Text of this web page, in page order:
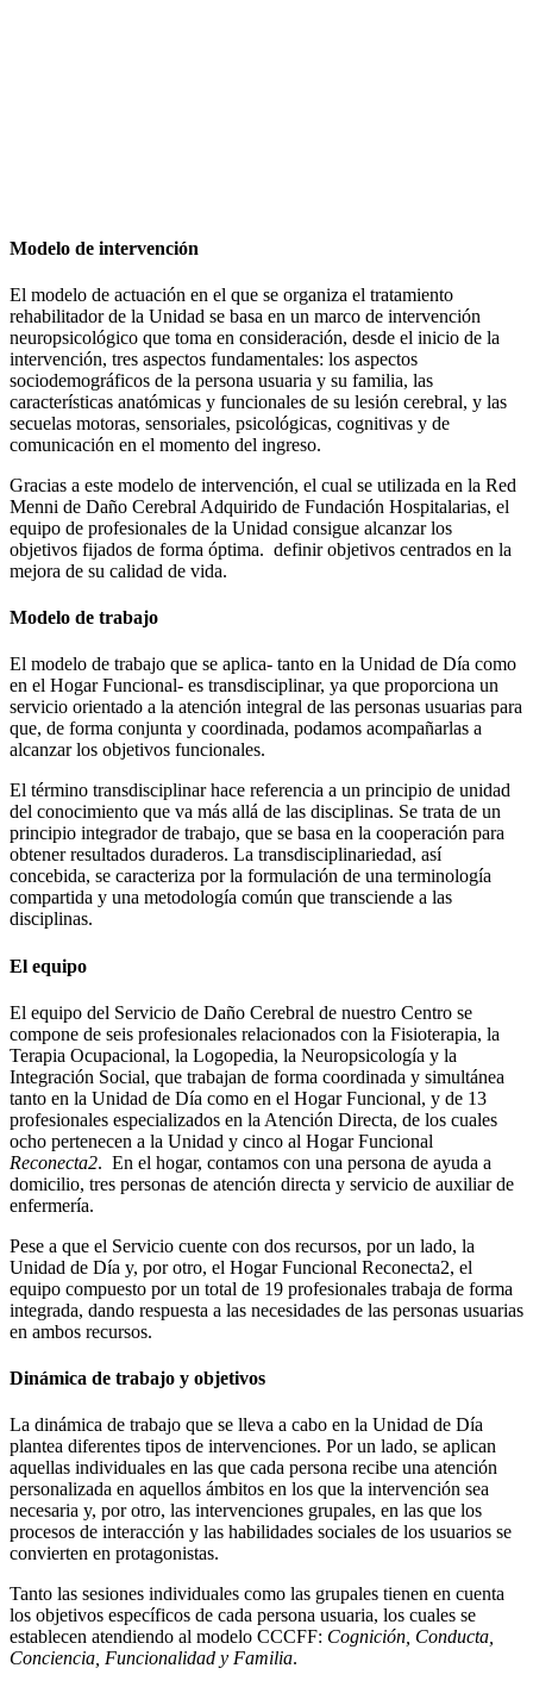
Modelo de intervención
El modelo de actuación en el que se organiza el tratamiento
rehabilitador de la Unidad se basa en un marco de intervención
neuropsicológico que toma en consideración, desde el inicio de la
intervención, tres aspectos fundamentales: los aspectos
sociodemográficos de la persona usuaria y su familia, las
características anatómicas y funcionales de su lesión cerebral, y las
secuelas motoras, sensoriales, psicológicas, cognitivas y de
comunicación en el momento del ingreso.
Gracias a este modelo de intervención, el cual se utilizada en la Red
Menni de Daño Cerebral Adquirido de Fundación Hospitalarias, el
equipo de profesionales de la Unidad consigue alcanzar los
objetivos fijados de forma óptima. definir objetivos centrados en la
mejora de su calidad de vida.
Modelo de trabajo
El modelo de trabajo que se aplica- tanto en la Unidad de Día como
en el Hogar Funcional- es transdisciplinar, ya que proporciona un
servicio orientado a la atención integral de las personas usuarias para
que, de forma conjunta y coordinada, podamos acompañarlas a
alcanzar los objetivos funcionales.
El término transdisciplinar hace referencia a un principio de unidad
del conocimiento que va más allá de las disciplinas. Se trata de un
principio integrador de trabajo, que se basa en la cooperación para
obtener resultados duraderos. La transdisciplinariedad, así
concebida, se caracteriza por la formulación de una terminología
compartida y una metodología común que transciende a las
disciplinas.
El equipo
El equipo del Servicio de Daño Cerebral de nuestro Centro se
compone de seis profesionales relacionados con la Fisioterapia, la
Terapia Ocupacional, la Logopedia, la Neuropsicología y la
Integración Social, que trabajan de forma coordinada y simultánea
tanto en la Unidad de Día como en el Hogar Funcional, y de 13
profesionales especializados en la Atención Directa, de los cuales
ocho pertenecen a la Unidad y cinco al Hogar Funcional
Reconecta2. En el hogar, contamos con una persona de ayuda a
domicilio, tres personas de atención directa y servicio de auxiliar de
enfermería.
Pese a que el Servicio cuente con dos recursos, por un lado, la
Unidad de Día y, por otro, el Hogar Funcional Reconecta2, el
equipo compuesto por un total de 19 profesionales trabaja de forma
integrada, dando respuesta a las necesidades de las personas usuarias
en ambos recursos.
Dinámica de trabajo y objetivos
La dinámica de trabajo que se lleva a cabo en la Unidad de Día
plantea diferentes tipos de intervenciones. Por un lado, se aplican
aquellas individuales en las que cada persona recibe una atención
personalizada en aquellos ámbitos en los que la intervención sea
necesaria y, por otro, las intervenciones grupales, en las que los
procesos de interacción y las habilidades sociales de los usuarios se
convierten en protagonistas.
Tanto las sesiones individuales como las grupales tienen en cuenta
los objetivos específicos de cada persona usuaria, los cuales se
establecen atendiendo al modelo CCCFF: Cognición, Conducta,
Conciencia, Funcionalidad y Familia.